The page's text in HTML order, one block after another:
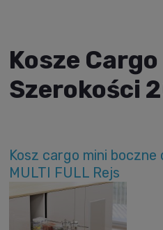
Kosze
Szerokości
Kosz cargo mini
MULTI FULL Rejs